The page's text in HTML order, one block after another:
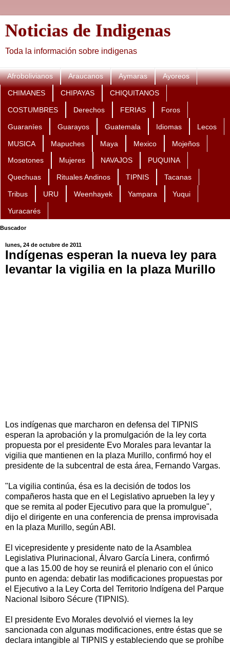
Noticias de Indigenas
Toda la información sobre indigenas
Afrobolivianos Araucanos Aymaras Ayoreos
CHIMANES CHIPAYAS CHIQUITANOS
COSTUMBRES Derechos FERIAS Foros
Guaraníes Guarayos Guatemala Idiomas Lecos
MUSICA Mapuches Maya Mexico Mojeños
Mosetones Mujeres NAVAJOS PUQUINA
Quechuas Rituales Andinos TIPNIS Tacanas
Tribus URU Weenhayek Yampara Yuqui
Yuracarés
Buscador
lunes, 24 de octubre de 2011
Indígenas esperan la nueva ley para
levantar la vigilia en la plaza Murillo
Los indígenas que marcharon en defensa del TIPNIS
esperan la aprobación y la promulgación de la ley corta
propuesta por el presidente Evo Morales para levantar la
vigilia que mantienen en la plaza Murillo, confirmó hoy el
presidente de la subcentral de esta área, Fernando Vargas.
"La vigilia continúa, ésa es la decisión de todos los
compañeros hasta que en el Legislativo aprueben la ley y
que se remita al poder Ejecutivo para que la promulgue",
dijo el dirigente en una conferencia de prensa improvisada
en la plaza Murillo, según ABI.
El vicepresidente y presidente nato de la Asamblea
Legislativa Plurinacional, Álvaro García Linera, confirmó
que a las 15.00 de hoy se reunirá el plenario con el único
punto en agenda: debatir las modificaciones propuestas por
el Ejecutivo a la Ley Corta del Territorio Indígena del Parque
Nacional Isiboro Sécure (TIPNIS).
El presidente Evo Morales devolvió el viernes la ley
sancionada con algunas modificaciones, entre éstas que se
declara intangible al TIPNIS y estableciendo que se prohíbe